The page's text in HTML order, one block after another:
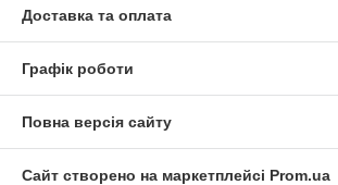
Доставка та оплата
Графік роботи
Повна версія сайту
Сайт створено на маркетплейсі Prom.ua